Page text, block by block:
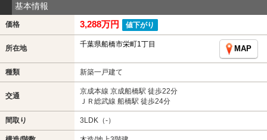
基本情報
価格 3,288万円 値下がり
所在地 千葉県船橋市栄町1丁目
MAP
種類 新築一戸建て
交通
京成本線 京成船橋駅 徒歩22分
ＪＲ総武線 船橋駅 徒歩24分
間取り 3LDK（-）